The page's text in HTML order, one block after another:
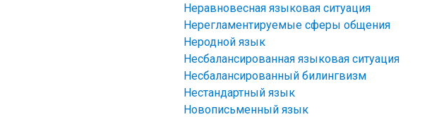
Неравновесная языковая ситуация
Нерегламентируемые сферы общения
Неродной язык
Несбалансированная языковая ситуация
Несбалансированный билингвизм
Нестандартный язык
Новописьменный язык